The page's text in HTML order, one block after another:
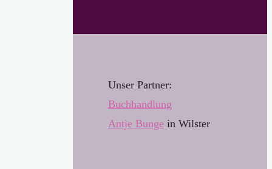
Unser Partner:
Buchhandlung
Antje Bunge in Wilster